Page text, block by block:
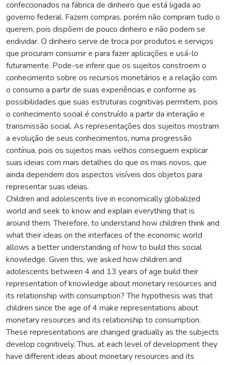
confeccionados na fábrica de dinheiro que está ligada ao
governo federal. Fazem compras, porém não compram tudo o
querem, pois dispõem de pouco dinheiro e não podem se
endividar. O dinheiro serve de troca por produtos e serviços
que procuram consumir e para fazer aplicações e usá-lo
futuramente. Pode-se inferir que os sujeitos constroem o
conhecimento sobre os recursos monetários e a relação com
o consumo a partir de suas experiências e conforme as
possibilidades que suas estruturas cognitivas permitem, pois
o conhecimento social é construído a partir da interação e
transmissão social. As representações dos sujeitos mostram
a evolução de seus conhecimentos, numa progressão
contínua, pois os sujeitos mais velhos conseguem explicar
suas ideias com mais detalhes do que os mais novos, que
ainda dependem dos aspectos visíveis dos objetos para
representar suas ideias.
Children and adolescents live in economically globalized
world and seek to know and explain everything that is
around them. Therefore, to understand how children think and
what their ideas on the interfaces of the economic world
allows a better understanding of how to build this social
knowledge. Given this, we asked how children and
adolescents between 4 and 13 years of age build their
representation of knowledge about monetary resources and
its relationship with consumption? The hypothesis was that
children since the age of 4 make representations about
monetary resources and its relationship to consumption.
These representations are changed gradually as the subjects
develop cognitively. Thus, at each level of development they
have different ideas about monetary resources and its